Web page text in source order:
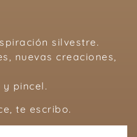
silvestre.
nuevas creaciones,
pincel.
te escribo.